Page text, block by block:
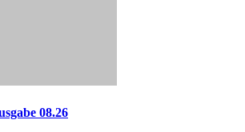
08.26